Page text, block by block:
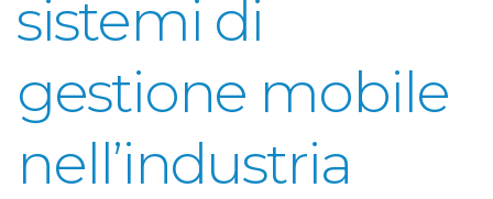
sistemi di
gestione mobile
nell’industria